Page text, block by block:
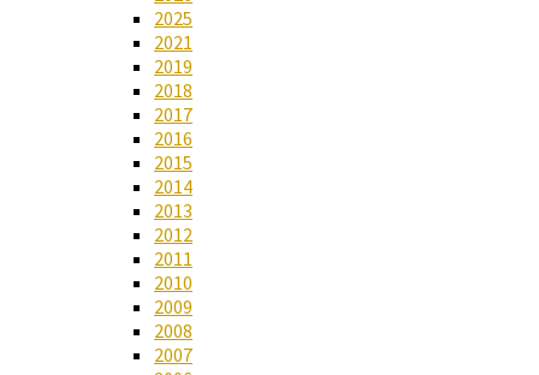
2025
2021
2019
2018
2017
2016
2015
2014
2013
2012
2011
2010
2009
2008
2007